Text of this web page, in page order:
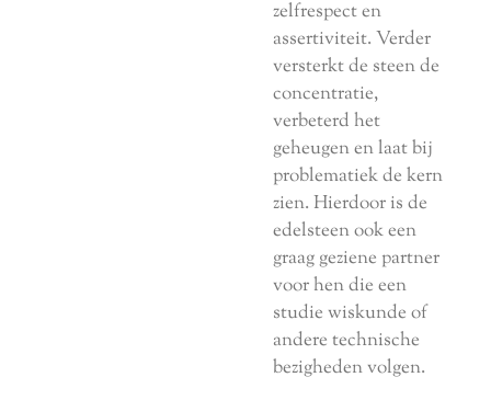
zelfrespect en
assertiviteit. Verder
versterkt de steen de
concentratie,
verbeterd het
geheugen en laat bij
problematiek de kern
zien. Hierdoor is de
edelsteen ook een
graag geziene partner
voor hen die een
studie wiskunde of
andere technische
bezigheden volgen.